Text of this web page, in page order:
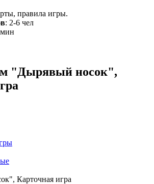
правила игры.
: 2-6 чел
"Дырявый носок",
Карточная игра